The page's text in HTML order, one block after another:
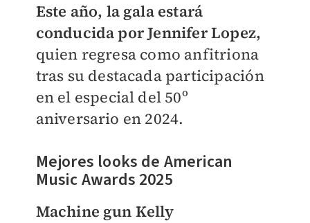
Este año, la gala estará
conducida por Jennifer Lopez,
quien regresa como anfitriona
tras su destacada participación
en el especial del 50º
aniversario en 2024.
Mejores looks de American
Music Awards 2025
Machine gun Kelly